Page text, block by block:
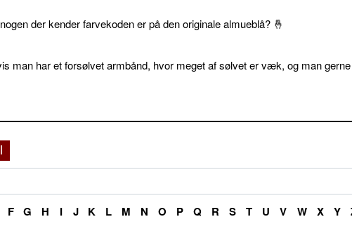
der kender farvekoden er på den originale almueblå? 🤞
man har et forsølvet armbånd, hvor meget af sølvet er væk, og man
F G H I J K L M N O P Q R S T U V W X Y